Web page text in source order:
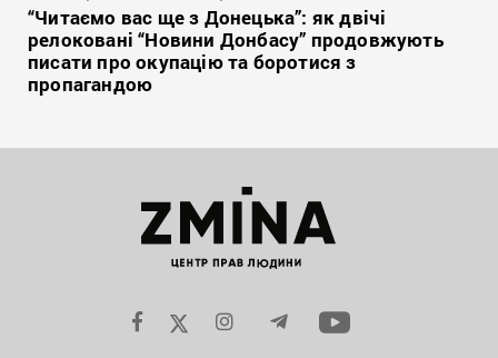
“Читаємо вас ще з Донецька”: як двічі
релоковані “Новини Донбасу” продовжують
писати про окупацію та боротися з
пропагандою